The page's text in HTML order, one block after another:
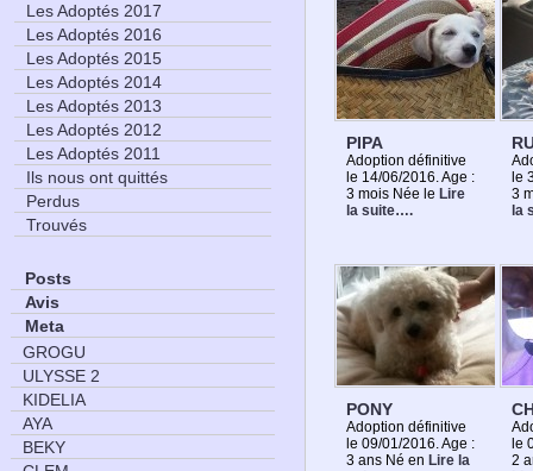
PIPA
Adoption définitive
le 14/06/2016. Age :
3 mois Née le Lire
la suite….
le
3
la
PONY
Adoption définitive
le 09/01/2016. Age :
3 ans Né en Lire la
le
2
Les Adoptés 2017
Les Adoptés 2016
Les Adoptés 2015
Les Adoptés 2014
Les Adoptés 2013
Les Adoptés 2012
Les Adoptés 2011
Ils nous ont quittés
Perdus
Trouvés
Posts
Avis
Meta
GROGU
ULYSSE 2
KIDELIA
AYA
BEKY